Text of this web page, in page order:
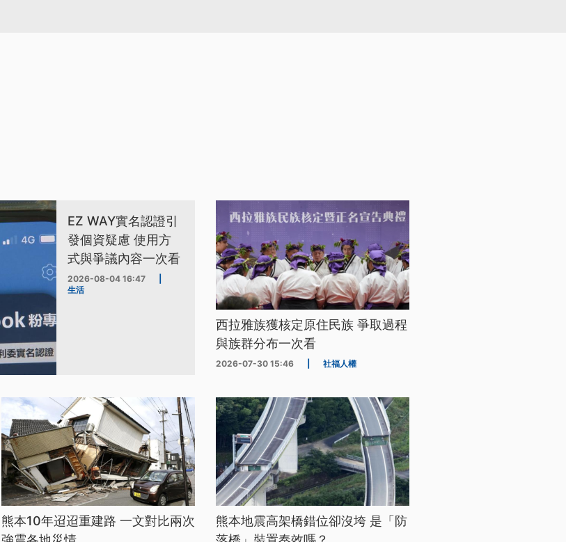
EZ WAY實名認證引
發個資疑慮 使用方
式與爭議內容一次看
2026-08-04 16:47
生活
西拉雅族獲核定原住民族 爭取過程
與族群分布一次看
2026-07-30 15:46 社福人權
熊本10年迢迢重建路 一文對比兩次
熊本地震高架橋錯位卻沒垮 是「防